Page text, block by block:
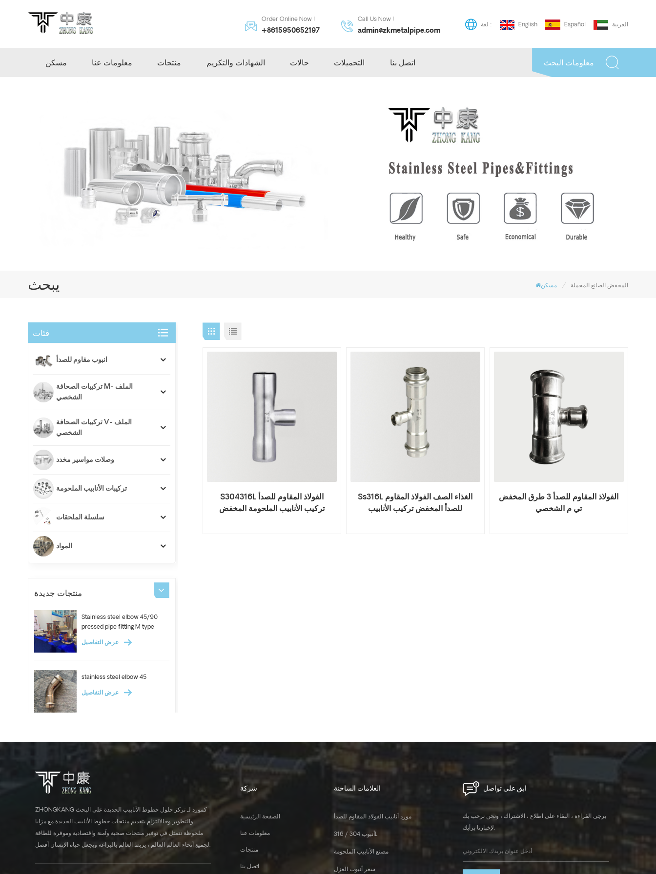
لغة : English Español العربية
Order Online Now !
+8615950652197
Call Us Now !
admin@zkmetalpipe.com
معلومات البحث مسكن معلومات عنا منتجات الشهادات والتكريم حالات التحميلات اتصل بنا
يبحث مسكن / المخفض الصانع المحملة
S304316L الفولاذ المقاوم للصدأ
تركيب الأنابيب الملحومة المخفض
Ss316L الغذاء الصف الفولاذ المقاوم
للصدأ المخفض تركيب الأنابيب
الفولاذ المقاوم للصدأ 3 طرق المخفض
تي م الشخصي
فئات
انبوب مقاوم للصدأ
تركيبات الصحافة M- الملف
الشخصي
تركيبات الصحافة V- الملف
الشخصي
وصلات مواسير مخدد
تركيبات الأنابيب الملحومة
سلسلة الملحقات
المواد
منتجات جديدة
Stainless steel elbow 45/90
pressed pipe fitting M type
عرض التفاصيل
stainless steel elbow 45
عرض التفاصيل
pipe 304 304l 316l tube
عرض التفاصيل
ASTM A554 stainless steel
tube industrial pipe 304 316l
ZHONGKANG كمورد لـ تركز حلول خطوط الأنابيب الجديدة على البحث
والتطوير وجالالتزام بتقديم منتجات خطوط الأنابيب الجديدة مع مزايا
ملحوظة تتمثل في توفير منتجات صحية وآمنة واقتصادية وموفرة للطاقة
لجميع أنحاء العالم العالم ، يربط العالم بالبراعة ويجعل حياة الإنسان أفضل.
شركة
الصفحة الرئيسية
معلومات عنا
منتجات
اتصل بنا
العلامات الساخنة
مورد أنابيب الفولاذ المقاوم للصدأ
أنبوب 304 / 316L
مصنع الأنابيب الملحومة
سعر أنبوب العزل
ابق على تواصل
يرجى القراءة ، البقاء على اطلاع ، الاشتراك ، ونحن نرحب بك
لإخبارنا برأيك.